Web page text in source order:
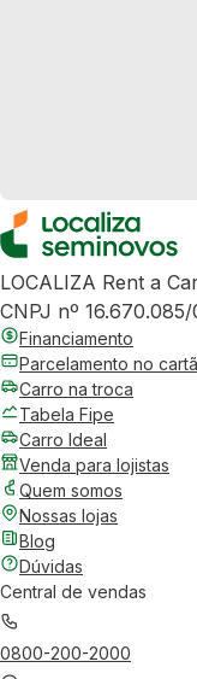
LOCALIZA Rent a
CNPJ nº
Financiamento
Parcelamento no
Carro na troca
Tabela Fipe
Carro Ideal
Venda para lojistas
Quem somos
Nossas lojas
Blog
Dúvidas
Central de vendas
0800-200-2000